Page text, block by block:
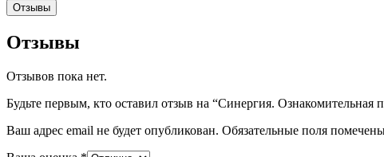
Отзывы
Отзывы
Отзывов пока нет.
Будьте первым, кто оставил отзыв на “Синергия.
Ваш адрес email не будет опубликован. Обязательные поля